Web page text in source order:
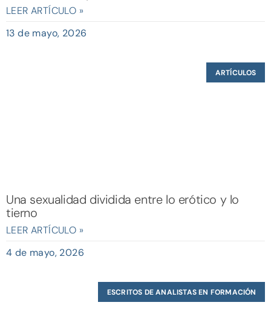
LEER ARTÍCULO »
13 de mayo, 2026
ARTÍCULOS
Una sexualidad dividida entre lo erótico y lo
tierno
LEER ARTÍCULO »
4 de mayo, 2026
ESCRITOS DE ANALISTAS EN FORMACIÓN